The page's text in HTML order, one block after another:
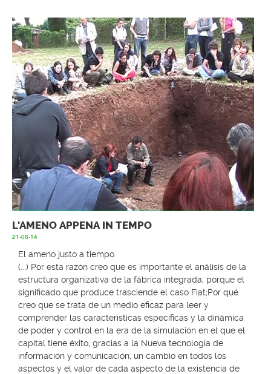
L'AMENO APPENA IN TEMPO
21-06-14
El ameno justo a tiempo
(...) Por esta razón creo que es importante el análisis de la
estructura organizativa de la fábrica integrada, porque el
significado que produce trasciende el caso Fiat;Por qué
creo que se trata de un medio eficaz para leer y
comprender las características específicas y la dinámica
de poder y control en la era de la simulación en el que el
capital tiene éxito, gracias a la Nueva tecnología de
información y comunicación, un cambio en todos los
aspectos y el valor de cada aspecto de la existencia de